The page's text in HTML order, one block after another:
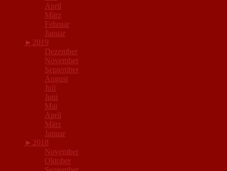
April
März
Februar
Januar
► 2019
Dezember
November
September
August
Juli
Juni
Mai
April
März
Januar
► 2018
November
Oktober